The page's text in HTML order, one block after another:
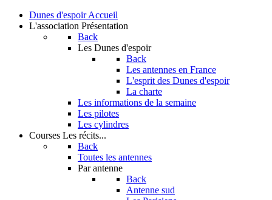
Dunes d'espoir Accueil
L'association Présentation
Back
Les Dunes d'espoir
Back
Les antennes en France
L'esprit des Dunes d'espoir
La charte
Les informations de la semaine
Les pilotes
Les cylindres
Courses Les récits...
Back
Toutes les antennes
Par antenne
Back
Antenne sud